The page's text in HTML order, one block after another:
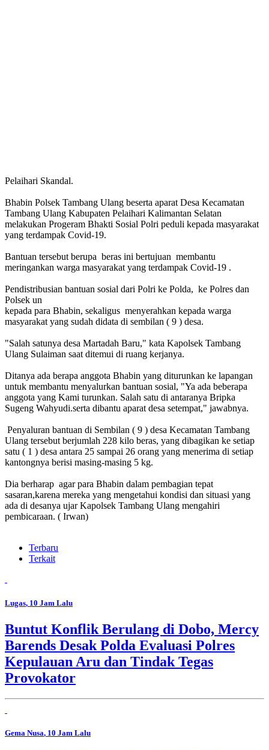
Pelaihari Skandal.
Bhabin Polsek Tambang Ulang beserta aparat Desa Kecamatan
Tambang Ulang Kabupaten Pelaihari Kalimantan Selatan
melakukan Progeram Bhakti Sosial Polri peduli kepada masyarakat
yang terdampak Covid-19.
Bantuan tersebut berupa beras ini bertujuan membantu
meringankan warga masyarakat yang terdampak Covid-19 .
Pendistribusian bantuan sosial dari Polri ke Polda, ke Polres dan
Polsek un
kepada para Bhabin, sekaligus menyerahkan kepada warga
masyarakat yang sudah didata di sembilan ( 9 ) desa.
"Salah satunya desa Martadah Baru," kata Kapolsek Tambang
Ulang Sulaiman saat ditemui di ruang kerjanya.
Ditanya ada berapa anggota Bhabin yang diturunkan ke lapangan
untuk membantu menyalurkan bantuan sosial, "Ya ada beberapa
anggota yang Kami turunkan. Salah satu di antaranya Bripka
Sugeng Wahyudi.serta dibantu aparat desa setempat," jawabnya.
Penyaluran bantuan di Sembilan ( 9 ) desa Kecamatan Tambang
Ulang tersebut berjumlah 228 kilo beras, yang dibagikan ke setiap
satu ( 1 ) desa antara 25 sampai 26 orang yang menerima di setiap
kantongnya berisi masing-masing 5 kg.
Dia berharap agar para Bhabin dalam pembagian tepat
sasaran,karena mereka yang mengetahui kondisi dan situasi yang
ada di desanya ujar Kapolsek Tambang Ulang mengahiri
pembicaraan. ( Irwan)
Terbaru
Terkait
Lugas, 10 Jam Lalu
Buntut Konflik Berulang di Dobo, Mercy
Barends Desak Polda Evaluasi Polres
Kepulauan Aru dan Tindak Tegas
Provokator
Gema Nusa, 10 Jam Lalu